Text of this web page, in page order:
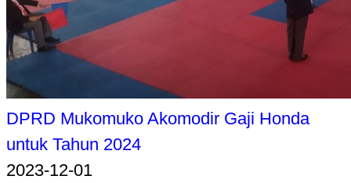
DPRD Mukomuko Akomodir Gaji Honda
untuk Tahun 2024
2023-12-01